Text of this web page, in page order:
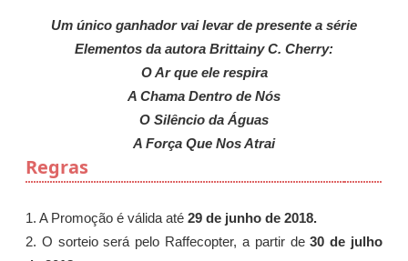
Um único ganhador vai levar de presente a série
Elementos da autora Brittainy C. Cherry:
O Ar que ele respira
A Chama Dentro de Nós
O Silêncio da Águas
A Força Que Nos Atrai
Regras
1. A Promoção é válida até 29 de junho de 2018.
2. O sorteio será pelo Raffecopter, a partir de30 de julho